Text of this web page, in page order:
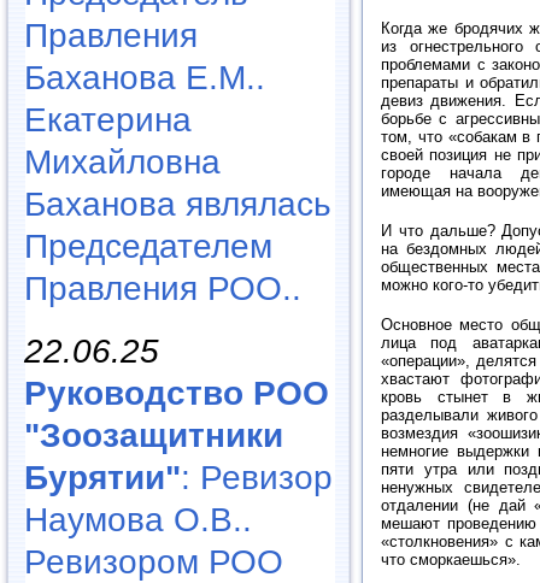
Правления
Баханова Е.М..
Екатерина
Михайловна
Баханова являлась
Председателем
Правления РОО..
22.06.25
Руководство РОО
"Зоозащитники
Бурятии": Ревизор
Наумова О.В..
Ревизором РОО
Когда же бродячих
из
проблемами с
препараты и
девиз движения.
борьбе с
том, что «собакам в
своей позиция не
городе начала
имеющая на
И что дальше?
на бездомных
общественных
можно кого-то
Основное место
лица под
«операции»,
хвастают
кровь стынет в
разделывали
возмездия
немногие выдержки
пяти утра или
ненужных
отдалении (не дай
мешают проведению
«столкновения» с
что сморкаешься».